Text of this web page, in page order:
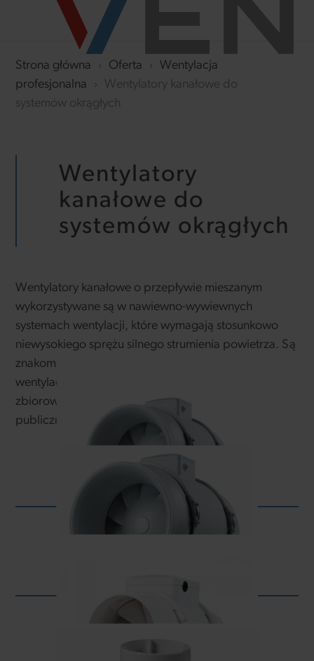
Strona główna › Oferta ›
Wentylacja
profesjonalna
›
Wentylatory kanałowe do
systemów okrągłych
Wentylatory
kanałowe do
systemów okrągłych
Wentylatory kanałowe o przepływie mieszanym
wykorzystywane są w nawiewno-wywiewnych
systemach wentylacji, które wymagają stosunkowo
niewysokiego sprężu silnego strumienia powietrza. Są
znakomitym rozwiązaniem do instalacji
wentylacyjnych budynków indywidualnych,
zbiorowego zamieszkania oraz użyteczności
publicznej.
TT (wentylator jednofazowy)